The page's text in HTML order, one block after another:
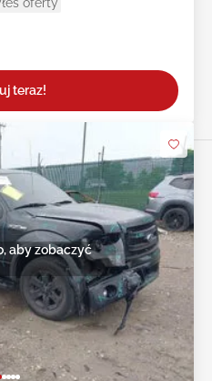
oferty
teraz!
aby zobaczyć